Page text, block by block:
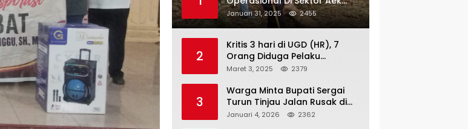
Nauli
Januari 31, 2025 2455
2
Kritis 3 hari di UGD (HR), 7
Orang Diduga Pelaku
Pengeroyokan di Lift KTV
Kantor Hukum JAP
Pertanyakan Kinerja Polresta
Tanjungpinang
Maret 3, 2025 2379
3
Warga Minta Bupati Sergai
Turun Tinjau Jalan Rusak di
Dusun 4 Desa Sei Periuk
Januari 4, 2026 2362